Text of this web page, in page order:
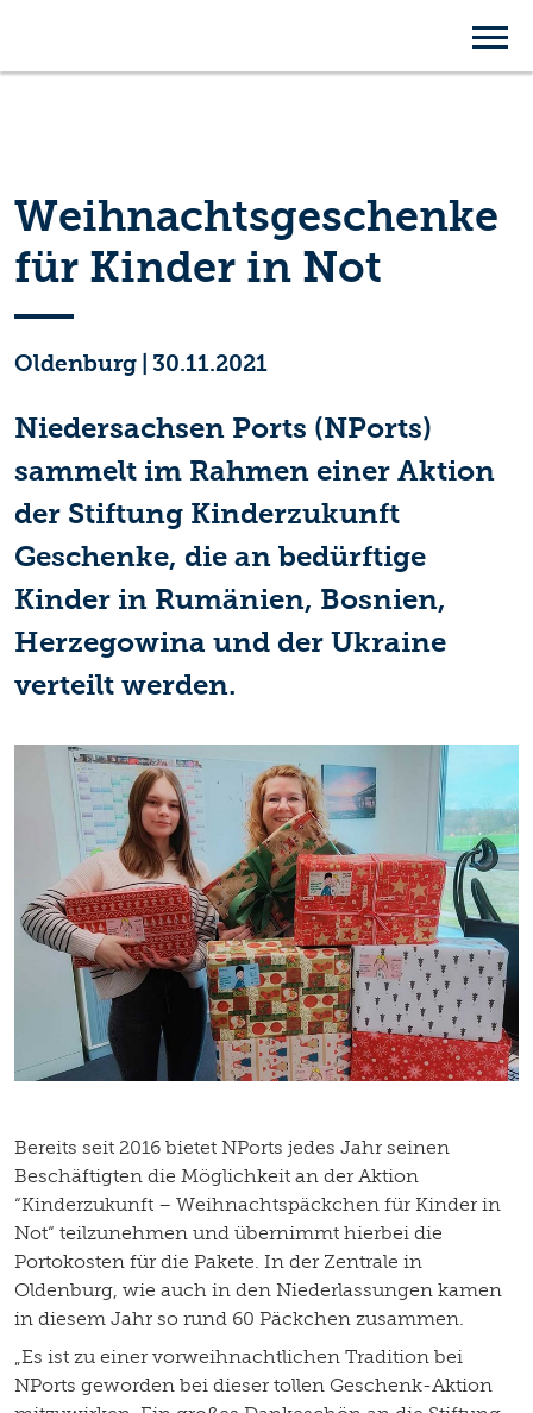
Weihnachtsgeschenke
für Kinder in Not
Oldenburg 30.11.2021
Niedersachsen Ports (NPorts)
sammelt im Rahmen einer Aktion
der Stiftung Kinderzukunft
Geschenke, die an bedürftige
Kinder in Rumänien, Bosnien,
Herzegowina und der Ukraine
verteilt werden.
Bereits seit 2016 bietet NPorts jedes Jahr seinen
Beschäftigten die Möglichkeit an der Aktion
“Kinderzukunft – Weihnachtspäckchen für Kinder in
Not“ teilzunehmen und übernimmt hierbei die
Portokosten für die Pakete. In der Zentrale in
Oldenburg, wie auch in den Niederlassungen kamen
in diesem Jahr so rund 60 Päckchen zusammen.
„Es ist zu einer vorweihnachtlichen Tradition bei
NPorts geworden bei dieser tollen Geschenk-Aktion